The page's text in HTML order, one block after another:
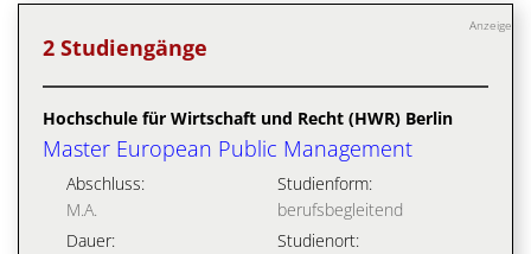
Anzeige
2 Studiengänge
Hochschule für Wirtschaft und Recht (HWR) Berlin
Master European Public Management
Abschluss:
M.A.
Studienform:
berufsbegleitend
Dauer:
Studienort: